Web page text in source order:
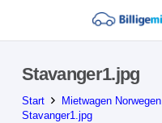
Stavanger1.jpg
Start Mietwagen Norwegen
Stavanger1.jpg